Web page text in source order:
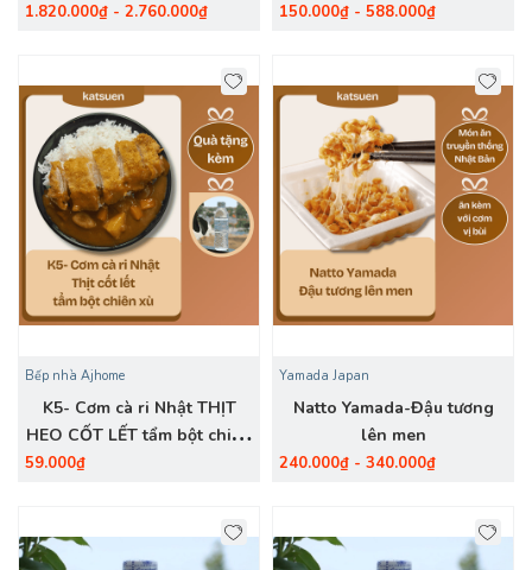
1.820.000₫ - 2.760.000₫ 150.000₫ - 588.000₫
Bếp nhà Ajhome
K5- Cơm cà ri Nhật THỊT
HEO CỐT LẾT tẩm bột chiên
59.000₫
Yamada Japan
Natto Yamada-Đậu tương
lên men
240.000₫ - 340.000₫